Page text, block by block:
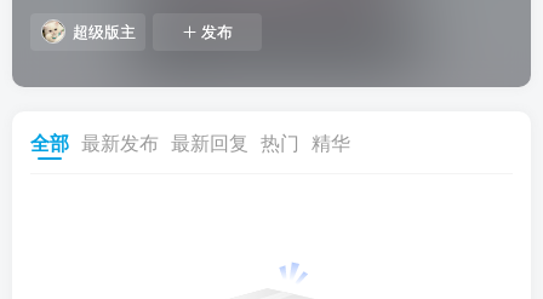
超级版主 发布
全部 最新发布 最新回复 热门 精华